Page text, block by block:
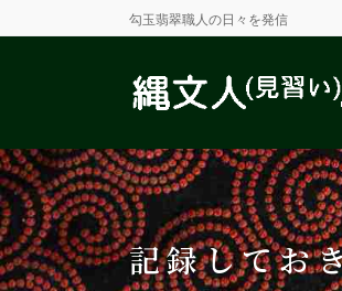
勾玉翡翠職人の日々を発信
記録してお